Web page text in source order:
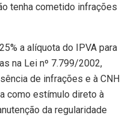
tenha cometido infrações
a alíquota do IPVA para
na Lei nº 7.799/2002,
de infrações e à CNH
como estímulo direto à
da regularidade